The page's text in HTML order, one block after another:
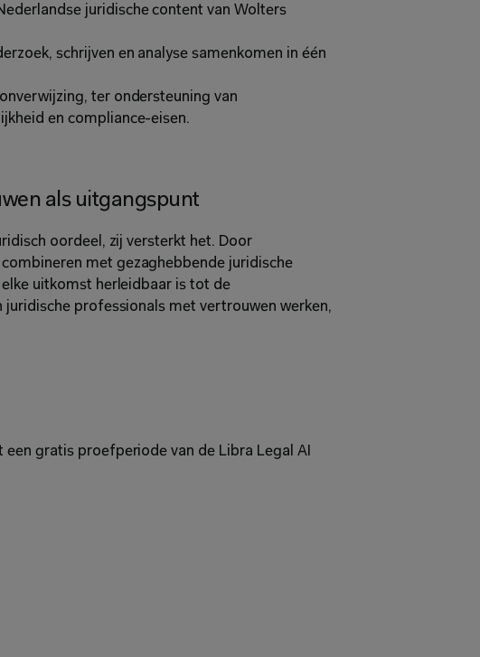
juridische content van Wolters
schrijven en analyse samenkomen in één
ter ondersteuning van
en compliance-eisen.
als uitgangspunt
oordeel, zij versterkt het. Door
met gezaghebbende juridische
uitkomst herleidbaar is tot de
professionals met vertrouwen werken,
gratis proefperiode van de Libra Legal AI